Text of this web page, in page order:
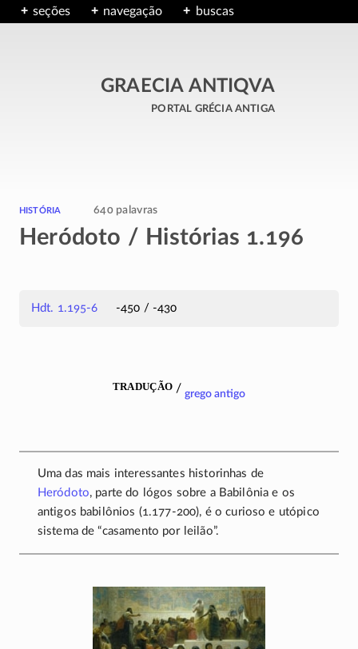
seções navegação buscas
GRAECIA ANTIQVA
portal grécia antiga
história 640 palavras
Heródoto / Histórias 1.196
Hdt. 1.195-6 -450 / -430
tradução / grego antigo
Uma das mais interessantes historinhas de
Heródoto, parte do lógos sobre a Babilônia e os
antigos babilônios (1.177-200), é o curioso e utópico
sistema de “casamento por leilão”.